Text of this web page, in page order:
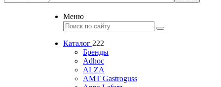
Меню
Каталог 222
Бренды
Adhoc
ALZA
AMT Gastroguss